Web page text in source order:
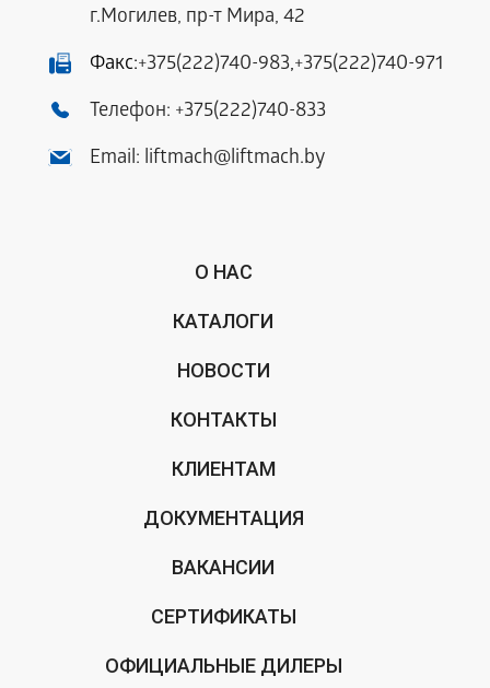
г.Могилев, пр-т Мира, 42
Факс:+375(222)740-983,+375(222)740-971
Телефон: +375(222)740-833
Email: liftmach@liftmach.by
О НАС
КАТАЛОГИ
НОВОСТИ
КОНТАКТЫ
КЛИЕНТАМ
ДОКУМЕНТАЦИЯ
ВАКАНСИИ
СЕРТИФИКАТЫ
ОФИЦИАЛЬНЫЕ ДИЛЕРЫ